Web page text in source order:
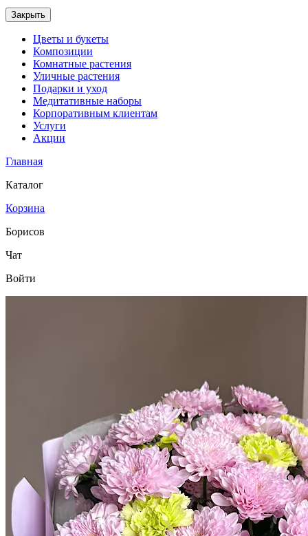
Закрыть
Цветы и букеты
Композиции
Комнатные растения
Уличные растения
Подарки и уход
Медитативные наборы
Корпоративным клиентам
Услуги
Акции
Главная
Каталог
Корзина
Борисов
Чат
Войти